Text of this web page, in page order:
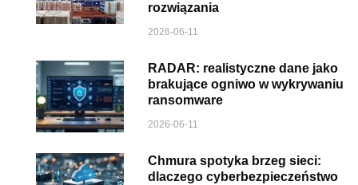
rozwiązania
2026-06-11
RADAR: realistyczne dane jako
brakujące ogniwo w wykrywaniu
ransomware
2026-06-11
Chmura spotyka brzeg sieci:
dlaczego cyberbezpieczeństwo